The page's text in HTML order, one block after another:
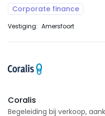
Corporate finance
Vestiging: Amersfoort
Coralis
Begeleiding bij verkoop,